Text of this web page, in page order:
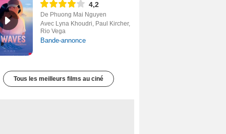
4,2
De Phuong Mai Nguyen
Avec Lyna Khoudri, Paul Kircher,
Rio Vega
Bande-annonce
Tous les meilleurs films au ciné